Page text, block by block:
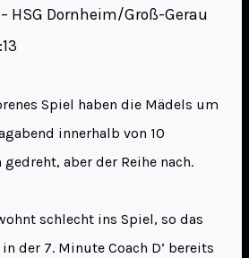
HSG Dornheim/Groß-Gerau
Spiel haben die Mädels um
innerhalb von 10
aber der Reihe nach.
schlecht ins Spiel, so das
der 7. Minute Coach D‘ bereits